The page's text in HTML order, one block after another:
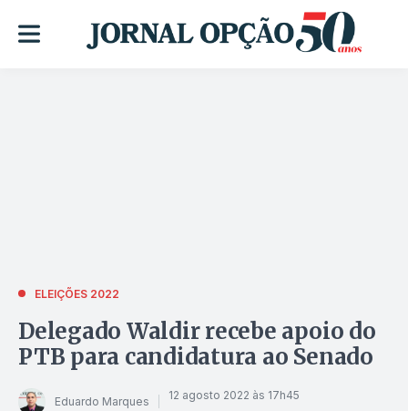
ELEIÇÕES 2022
Delegado Waldir recebe apoio do
PTB para candidatura ao Senado
Eduardo Marques 12 agosto 2022 às 17h45